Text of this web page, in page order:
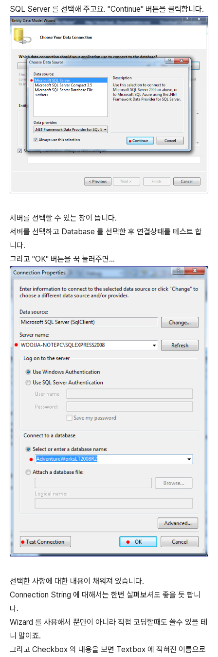
SQL Server 를 선택해 주고요. "Continue" 버튼을 클릭합니다.
서버를 선택할 수 있는 창이 뜹니다.
서버를 선택하고 Database 를 선택한 후 연결상태를 테스트 합
니다.
그리고 "OK" 버튼을 꾹 눌러주면...
선택한 사항에 대한 내용이 채워져 있습니다.
Connection String 에 대해서는 한번 살펴보셔도 좋을 듯 합니
다.
Wizard 를 사용해서 뿐만이 아니라 직접 코딩할때도 쓸수 있을 테
니 말이죠.
그리고 Checkbox 의 내용을 보면 Textbox 에 적혀진 이름으로